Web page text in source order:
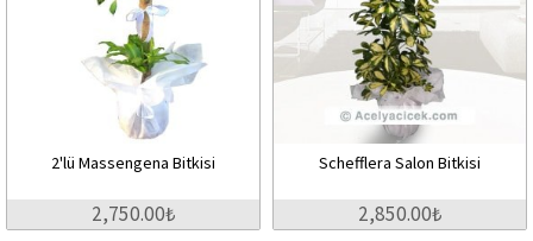
2'lü Massengena Bitkisi
2,750.00₺
Schefflera Salon Bitkisi
2,850.00₺